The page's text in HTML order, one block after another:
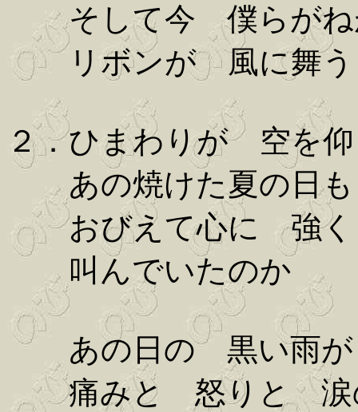
そして今 僕らがね
リボンが 風に舞う
２．ひまわりが 空を
あの焼けた夏の日
おびえて心に 強
叫んでいたのか
あの日の 黒い雨が
痛みと 怒りと 涙